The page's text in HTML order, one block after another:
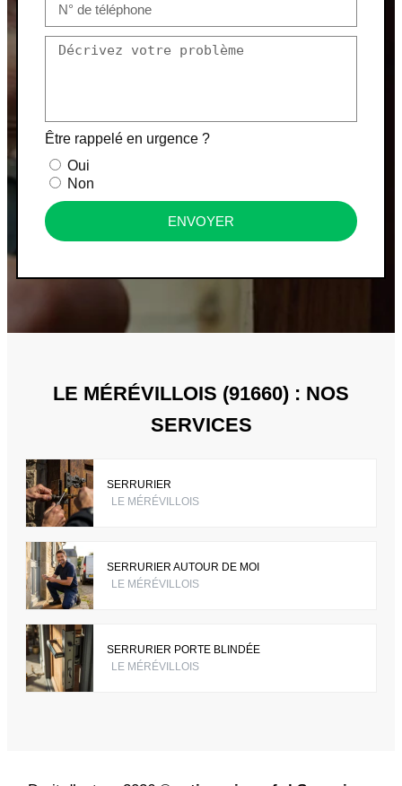
Être rappelé en urgence ?
Oui
Non
ENVOYER
LE MÉRÉVILLOIS (91660) : NOS
SERVICES
SERRURIER
LE MÉRÉVILLOIS
SERRURIER AUTOUR DE MOI
LE MÉRÉVILLOIS
SERRURIER PORTE BLINDÉE
LE MÉRÉVILLOIS